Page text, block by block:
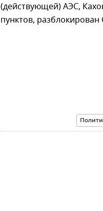
(действующей) АЭС,
пунктов,